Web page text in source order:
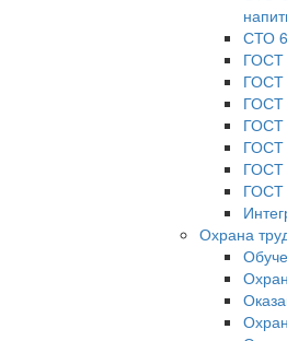
СТО
ГОСТ
ГОСТ
ГОСТ
ГОСТ
ГОСТ
ГОСТ
ГОСТ
Охрана